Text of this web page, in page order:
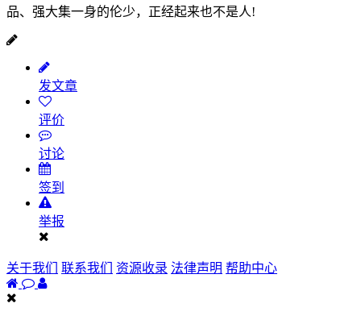
品、强大集一身的伦少，正经起来也不是人!
发文章
评价
讨论
签到
举报
关于我们 联系我们 资源收录 法律声明 帮助中心